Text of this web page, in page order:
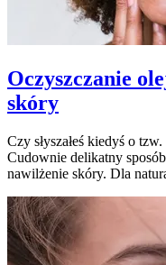
Oczyszczanie
skóry
Czy słyszałeś kiedyś o
Cudownie delikatny
nawilżenie skóry. Dla